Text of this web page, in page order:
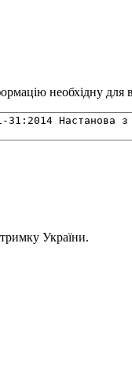
необхідну для
України.